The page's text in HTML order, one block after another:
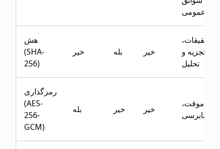
عمومی
هش
(SHA-
256)
خیر بله خیر
تحقیقات،
تجزیه و
تحلیل
رمزگذاری
(AES-
256-
GCM)
بله خیر خیر
موقت،
حسابرسی